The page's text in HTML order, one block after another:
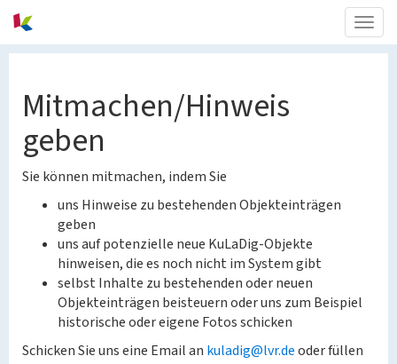
Mitmachen/Hinweis
geben
Sie können mitmachen, indem Sie
uns Hinweise zu bestehenden Objekteinträgen
geben
uns auf potenzielle neue KuLaDig-Objekte
hinweisen, die es noch nicht im System gibt
selbst Inhalte zu bestehenden oder neuen
Objekteinträgen beisteuern oder uns zum Beispiel
historische oder eigene Fotos schicken
Schicken Sie uns eine Email an kuladig@lvr.deoder füllen